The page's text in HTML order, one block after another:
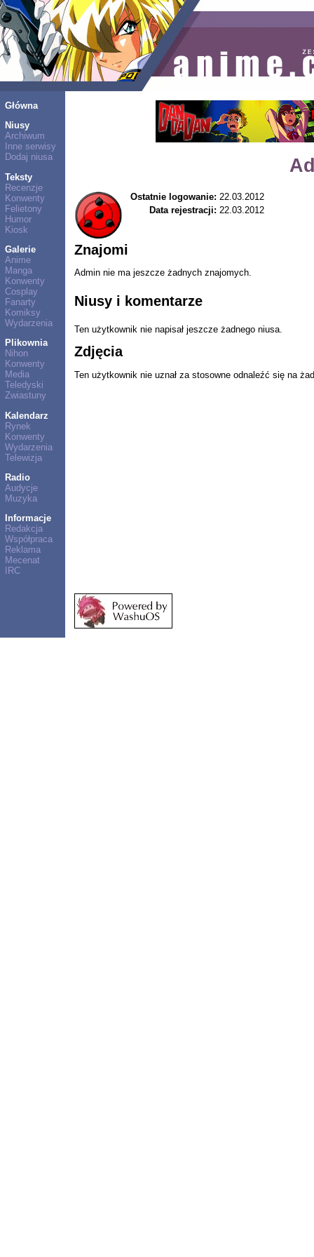
Główna
Niusy
Archiwum
Inne serwisy
Dodaj niusa
Teksty
Recenzje
Konwenty
Felietony
Humor
Kiosk
Galerie
Anime
Manga
Konwenty
Cosplay
Fanarty
Komiksy
Wydarzenia
Plikownia
Nihon
Konwenty
Media
Teledyski
Zwiastuny
Kalendarz
Rynek
Konwenty
Wydarzenia
Telewizja
Radio
Audycje
Muzyka
Informacje
Redakcja
Współpraca
Reklama
Mecenat
IRC
Ostatnie logowanie: 22.03.2012
Data rejestracji: 22.03.2012
Znajomi
Admin nie ma jeszcze żadnych znajomych.
Niusy i komentarze
Ten użytkownik nie napisał jeszcze żadnego niusa.
Zdjęcia
Ten użytkownik nie uznał za stosowne odnaleźć się na